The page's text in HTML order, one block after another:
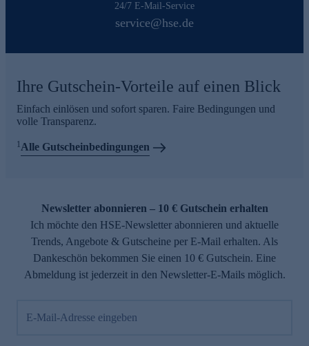
24/7 E-Mail-Service
service@hse.de
Ihre Gutschein-Vorteile auf einen Blick
Einfach einlösen und sofort sparen. Faire Bedingungen und
volle Transparenz.
1Alle Gutscheinbedingungen
Newsletter abonnieren – 10 € Gutschein erhalten
Ich möchte den HSE-Newsletter abonnieren und aktuelle
Trends, Angebote & Gutscheine per E-Mail erhalten. Als
Dankeschön bekommen Sie einen 10 € Gutschein. Eine
Abmeldung ist jederzeit in den Newsletter-E-Mails möglich.
E-Mail-Adresse eingeben